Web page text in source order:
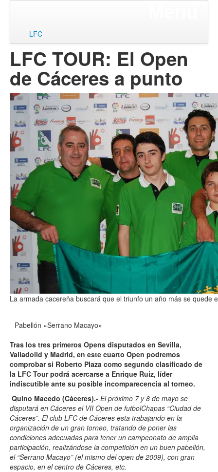
ir
al
contenido
LFC
LFC TOUR: El Open
de Cáceres a punto
La armada cacereña buscará que el triunfo un año más se quede
Pabellón «Serrano Macayo»
Tras los tres primeros Opens disputados en Sevilla,
Valladolid y Madrid, en este cuarto Open podremos
comprobar si Roberto Plaza como segundo clasificado de
la LFC Tour podrá acercarse a Enrique Ruiz, líder
indiscutible ante su posible incomparecencia al torneo.
Quino Macedo (Cáceres).- El próximo 7 y 8 de mayo se
disputará en Cáceres el VII Open de futbolChapas “Ciudad de
Cáceres”. El club LFC de Cáceres esta trabajando en la
organización de un gran torneo, tratando de poner las
condiciones adecuadas para tener un campeonato de amplia
participación, realizándose la competición en un buen pabellón,
el “Serrano Macayo” (el mismo del open de 2009), con gran
espacio, en el centro de Cáceres, etc.